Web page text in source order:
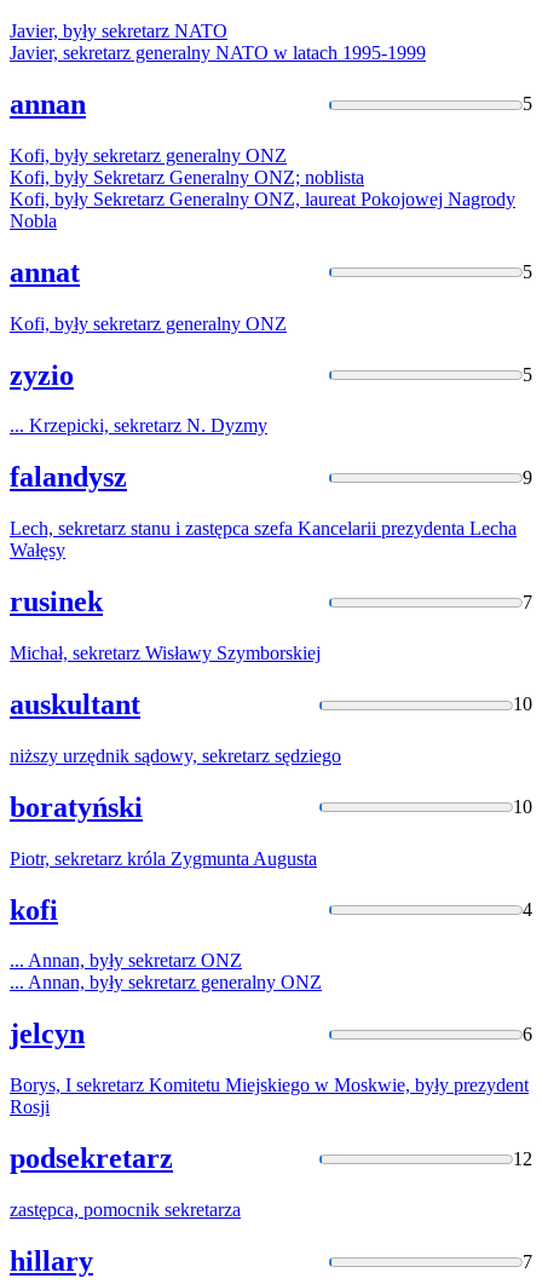
Javier, były sekretarz NATO
Javier, sekretarz generalny NATO w latach 1995-1999
annan 5
Kofi, były sekretarz generalny ONZ
Kofi, były Sekretarz Generalny ONZ; noblista
Kofi, były Sekretarz Generalny ONZ, laureat Pokojowej Nagrody
Nobla
annat 5
Kofi, były sekretarz generalny ONZ
zyzio 5
... Krzepicki, sekretarz N. Dyzmy
falandysz 9
Lech, sekretarz stanu i zastępca szefa Kancelarii prezydenta Lecha
Wałęsy
rusinek 7
Michał, sekretarz Wisławy Szymborskiej
auskultant 10
niższy urzędnik sądowy, sekretarz sędziego
boratyński 10
Piotr, sekretarz króla Zygmunta Augusta
kofi 4
... Annan, były sekretarz ONZ
... Annan, były sekretarz generalny ONZ
jelcyn 6
Borys, I sekretarz Komitetu Miejskiego w Moskwie, były prezydent
Rosji
podsekretarz 12
zastępca, pomocnik sekretarza
hillary 7